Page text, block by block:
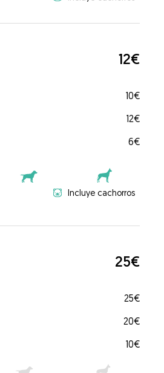
12€
10€
12€
6€
Incluye cachorros
25€
25€
20€
10€